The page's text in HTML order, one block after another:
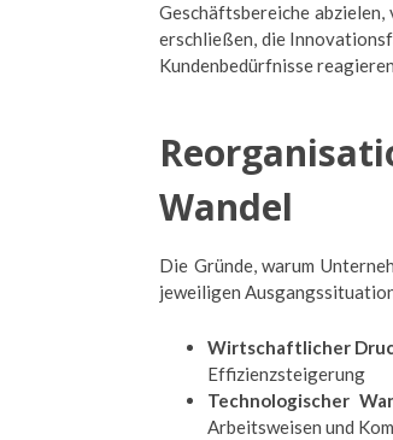
Geschäftsbereiche
erschließen, die
Kundenbedürfnisse
Wandel
Die Gründe, warum
jeweiligen
Wirtschaftlicher
Effizienzsteigerung
Technologischer
Arbeitsweisen und